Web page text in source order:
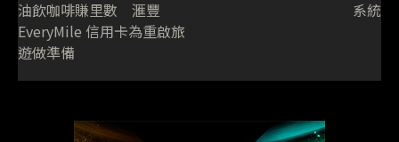
油飲咖啡賺里數 滙豐
EveryMile 信用卡為重啟旅
遊做準備
系統